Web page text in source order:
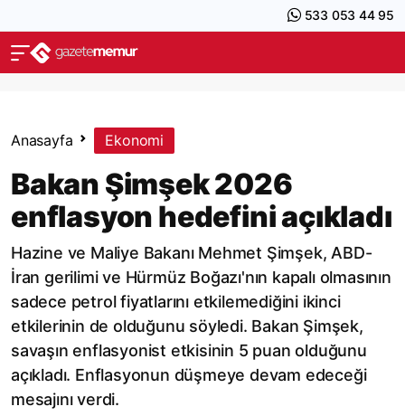
533 053 44 95
Anasayfa Ekonomi
Bakan Şimşek 2026
enflasyon hedefini açıkladı
Hazine ve Maliye Bakanı Mehmet Şimşek, ABD-
İran gerilimi ve Hürmüz Boğazı'nın kapalı olmasının
sadece petrol fiyatlarını etkilemediğini ikinci
etkilerinin de olduğunu söyledi. Bakan Şimşek,
savaşın enflasyonist etkisinin 5 puan olduğunu
açıkladı. Enflasyonun düşmeye devam edeceği
mesajını verdi.